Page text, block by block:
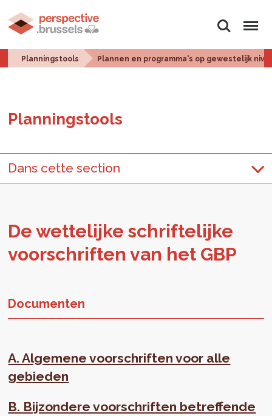
Zoeken Menu
Planningstools Plannen en programma's op gewestelijk
Plan­ningstools
Dans cette section
De wet­te­lij­ke schrif­te­lij­ke
voor­schrif­ten van het GBP
Documenten
A. Algemene voorschriften voor alle
gebieden
B. Bijzondere voorschriften betreffende